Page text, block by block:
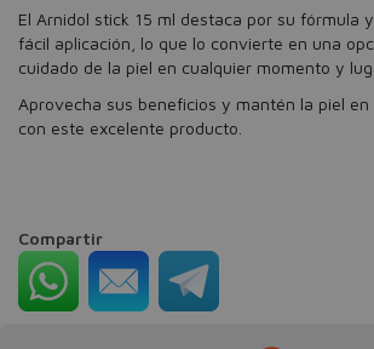
El Arnidol stick 15 ml destaca por su fórmula
fácil aplicación, lo que lo convierte en una
cuidado de la piel en cualquier momento y
Aprovecha sus beneficios y mantén la piel
con este excelente producto.
Compartir